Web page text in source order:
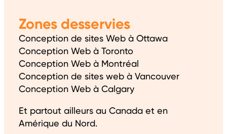
Zones desservies
Conception de sites Web à Ottawa
Conception Web à Toronto
Conception Web à Montréal
Conception de sites web à Vancouver
Conception Web à Calgary
Et partout ailleurs au Canada et en
Amérique du Nord.